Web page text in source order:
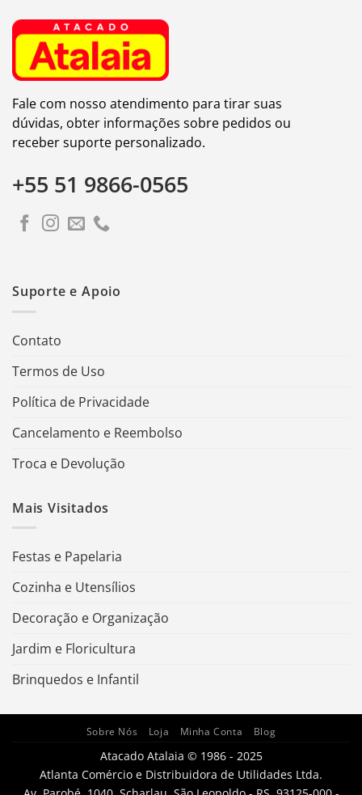
Fale com nosso atendimento para tirar suas
dúvidas, obter informações sobre pedidos ou
receber suporte personalizado.
+55 51 9866-0565
Suporte e Apoio
Contato
Termos de Uso
Política de Privacidade
Cancelamento e Reembolso
Troca e Devolução
Mais Visitados
Festas e Papelaria
Cozinha e Utensílios
Decoração e Organização
Jardim e Floricultura
Brinquedos e Infantil
Sobre Nós Loja Minha Conta Blog
Atacado Atalaia © 1986 - 2025
Atlanta Comércio e Distribuidora de Utilidades Ltda.